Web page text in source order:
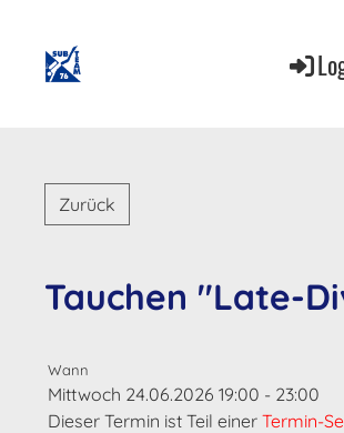
Zurück
Tauchen "Late-
Wann
Mittwoch 24.06.2026 19:00 - 23:00
Dieser Termin ist Teil einer Termin-